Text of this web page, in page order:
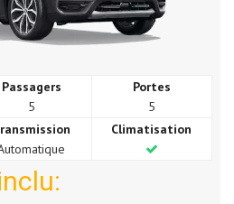
Passagers
5
Portes
5
Climatisation